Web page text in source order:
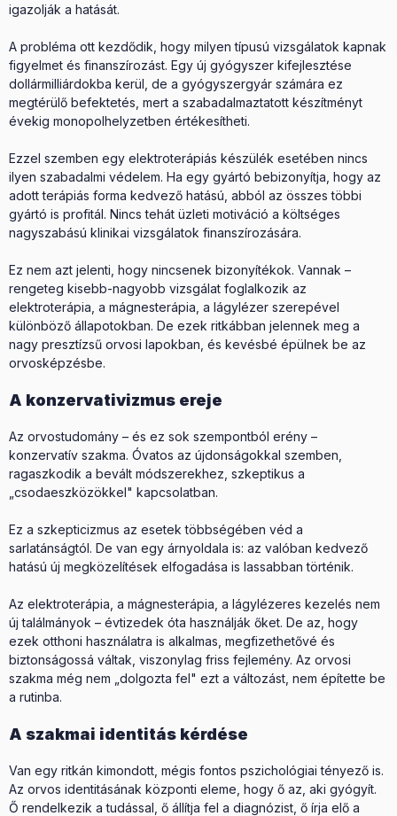
igazolják a hatását.
A probléma ott kezdődik, hogy milyen típusú vizsgálatok kapnak
figyelmet és finanszírozást. Egy új gyógyszer kifejlesztése
dollármilliárdokba kerül, de a gyógyszergyár számára ez
megtérülő befektetés, mert a szabadalmaztatott készítményt
évekig monopolhelyzetben értékesítheti.
Ezzel szemben egy elektroterápiás készülék esetében nincs
ilyen szabadalmi védelem. Ha egy gyártó bebizonyítja, hogy az
adott terápiás forma kedvező hatású, abból az összes többi
gyártó is profitál. Nincs tehát üzleti motiváció a költséges
nagyszabású klinikai vizsgálatok finanszírozására.
Ez nem azt jelenti, hogy nincsenek bizonyítékok. Vannak –
rengeteg kisebb-nagyobb vizsgálat foglalkozik az
elektroterápia, a mágnesterápia, a lágylézer szerepével
különböző állapotokban. De ezek ritkábban jelennek meg a
nagy presztízsű orvosi lapokban, és kevésbé épülnek be az
orvosképzésbe.
A konzervativizmus ereje
Az orvostudomány – és ez sok szempontból erény –
konzervatív szakma. Óvatos az újdonságokkal szemben,
ragaszkodik a bevált módszerekhez, szkeptikus a
„csodaeszközökkel" kapcsolatban.
Ez a szkepticizmus az esetek többségében véd a
sarlatánságtól. De van egy árnyoldala is: az valóban kedvező
hatású új megközelítések elfogadása is lassabban történik.
Az elektroterápia, a mágnesterápia, a lágylézeres kezelés nem
új találmányok – évtizedek óta használják őket. De az, hogy
ezek otthoni használatra is alkalmas, megfizethetővé és
biztonságossá váltak, viszonylag friss fejlemény. Az orvosi
szakma még nem „dolgozta fel" ezt a változást, nem építette be
a rutinba.
A szakmai identitás kérdése
Van egy ritkán kimondott, mégis fontos pszichológiai tényező is.
Az orvos identitásának központi eleme, hogy ő az, aki gyógyít.
Ő rendelkezik a tudással, ő állítja fel a diagnózist, ő írja elő a